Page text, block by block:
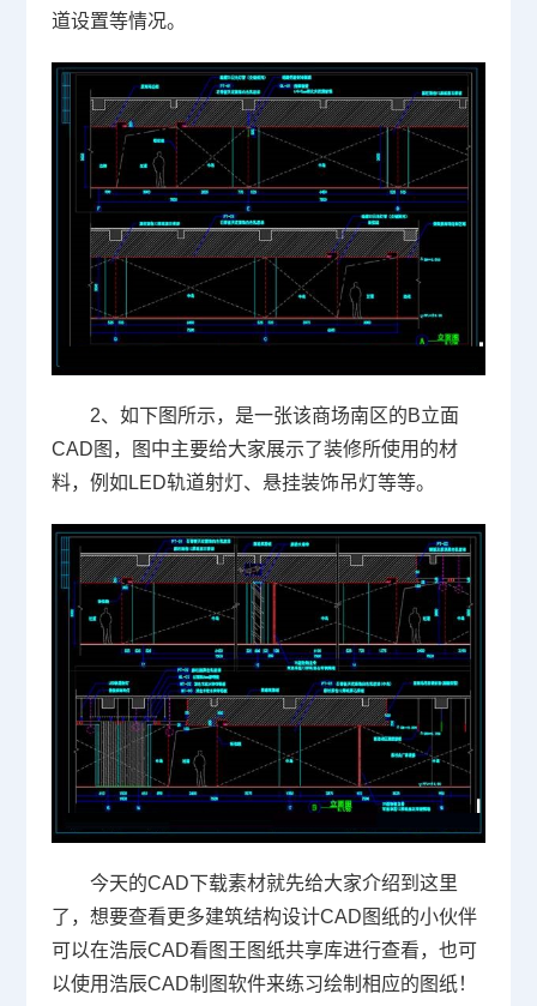
道设置等情况。
2、如下图所示，是一张该商场南区的B立面
CAD图，图中主要给大家展示了装修所使用的材
料，例如LED轨道射灯、悬挂装饰吊灯等等。
今天的CAD下载素材就先给大家介绍到这里
了，想要查看更多建筑结构设计CAD图纸的小伙伴
可以在浩辰CAD看图王图纸共享库进行查看，也可
以使用浩辰CAD制图软件来练习绘制相应的图纸！